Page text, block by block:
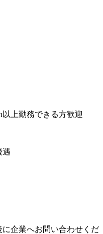
上勤務できる方歓迎
遇
企業へお問い合わせくだ